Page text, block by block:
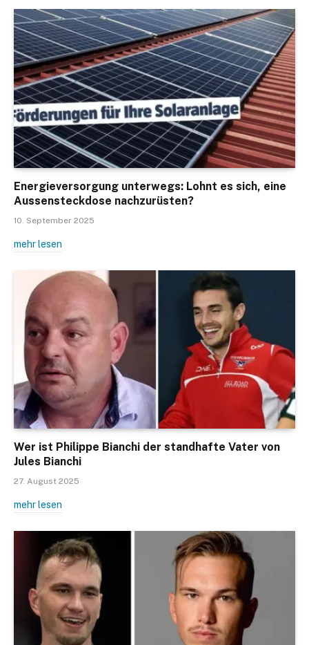
Energieversorgung unterwegs: Lohnt es sich, eine
Aussensteckdose nachzurüsten?
10. September 2025
mehr lesen
Wer ist Philippe Bianchi der standhafte Vater von
Jules Bianchi
27. August 2025
mehr lesen